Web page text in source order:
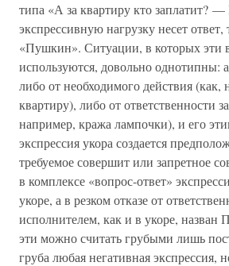
типа «А за квартиру кто заплатит?
экспрессивную нагрузку несет ответ,
«Пушкин». Ситуации, в которых эти
используются, довольно однотипны:
либо от необходимого действия (как,
квартиру), либо от ответственности
например, кража лампочки), и его
экспрессия укора создается
требуемое совершит или запретное
в комплексе «вопрос-ответ»
укоре, а в резком отказе от
исполнителем, как и в укоре,
эти можно считать грубыми лишь
груба любая негативная экспрессия,